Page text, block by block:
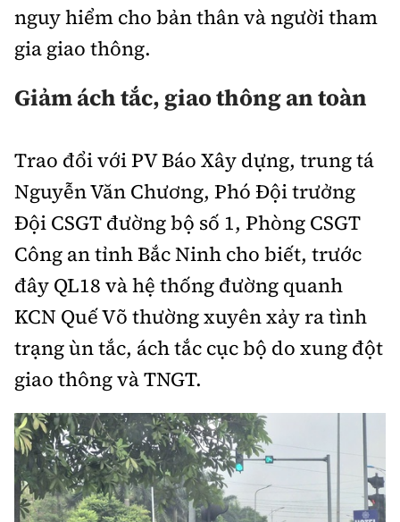
nguy hiểm cho bản thân và người tham
gia giao thông.
Giảm ách tắc, giao thông an toàn
Trao đổi với PV Báo Xây dựng, trung tá
Nguyễn Văn Chương, Phó Đội trưởng
Đội CSGT đường bộ số 1, Phòng CSGT
Công an tỉnh Bắc Ninh cho biết, trước
đây QL18 và hệ thống đường quanh
KCN Quế Võ thường xuyên xảy ra tình
trạng ùn tắc, ách tắc cục bộ do xung đột
giao thông và TNGT.